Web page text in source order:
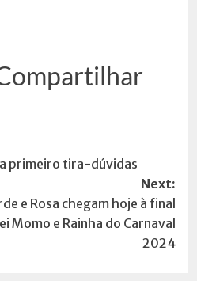
primeiro tira-dúvidas
Next:
e Rosa chegam hoje à final
Momo e Rainha do Carnaval
2024